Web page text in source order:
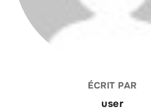
ÉCRIT PAR
user